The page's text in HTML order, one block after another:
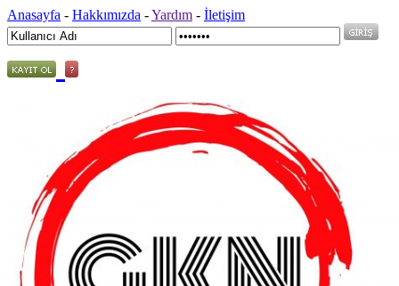
Anasayfa - Hakkımızda -Yardım - İletişim